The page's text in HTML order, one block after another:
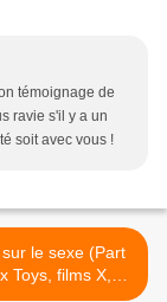
témoignage de
ravie s'il y a un
soit avec vous !
le sexe (Part
Toys, films X,
féminine,